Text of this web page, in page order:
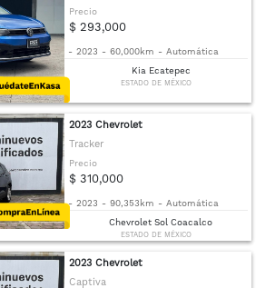
Precio
$ 293,000
- 2023 - 60,000km - Automática
Kia Ecatepec
ESTADO DE MÉXICO
2023 Chevrolet
Tracker
Precio
$ 310,000
- 2023 - 90,353km - Automática
Chevrolet Sol Coacalco
ESTADO DE MÉXICO
2023 Chevrolet
Captiva